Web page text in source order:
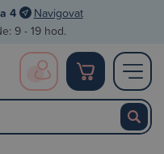
4 Navigovat
9 - 19 hod.